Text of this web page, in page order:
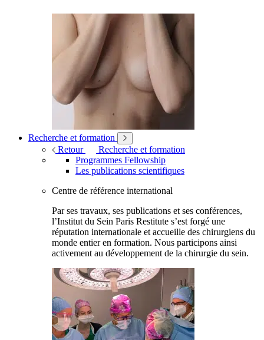
Recherche et formation
Retour
Recherche et formation
Programmes Fellowship
Les publications scientifiques
Centre de référence international
Par ses travaux, ses publications et ses conférences,
l’Institut du Sein Paris Restitute s’est forgé une
réputation internationale et accueille des chirurgiens du
monde entier en formation. Nous participons ainsi
activement au développement de la chirurgie du sein.